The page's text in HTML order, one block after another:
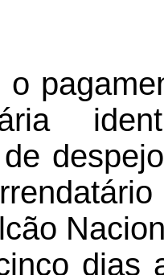
o
dias